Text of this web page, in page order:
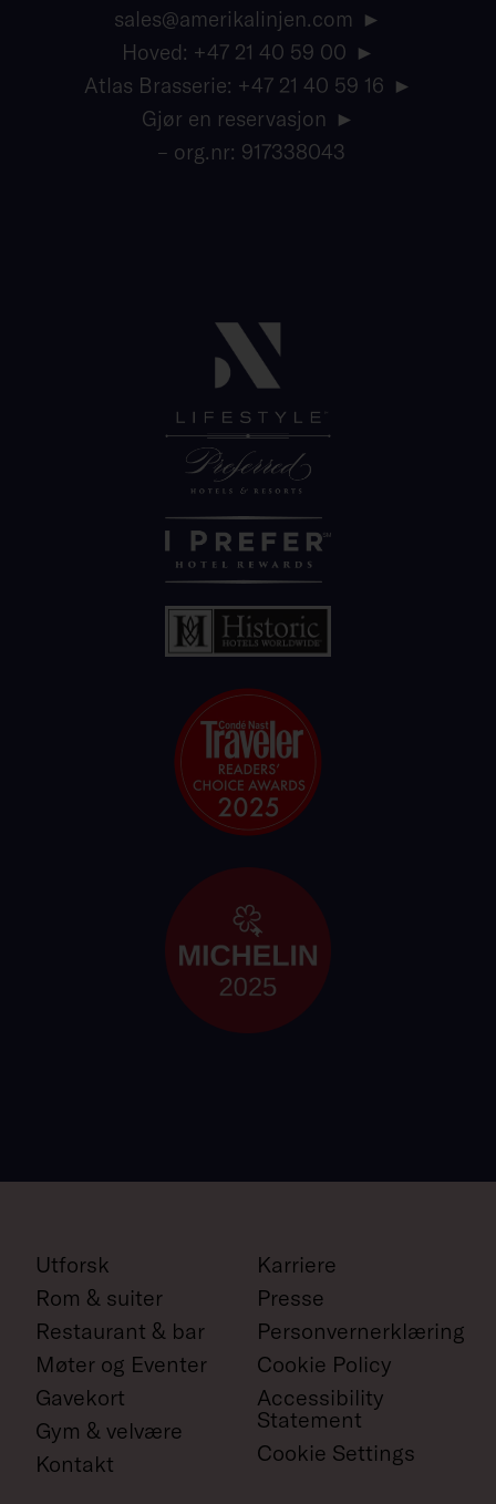
sales@amerikalinjen.com
Hoved: +47 21 40 59 00
Atlas Brasserie: +47 21 40 59 16
Gjør en reservasjon
– org.nr: 917338043
Utforsk
Rom & suiter
Restaurant & bar
Møter og Eventer
Gavekort
Gym & velvære
Kontakt
Karriere
Presse
Personvernerklæring
Cookie Policy
Accessibility
Statement
Cookie Settings